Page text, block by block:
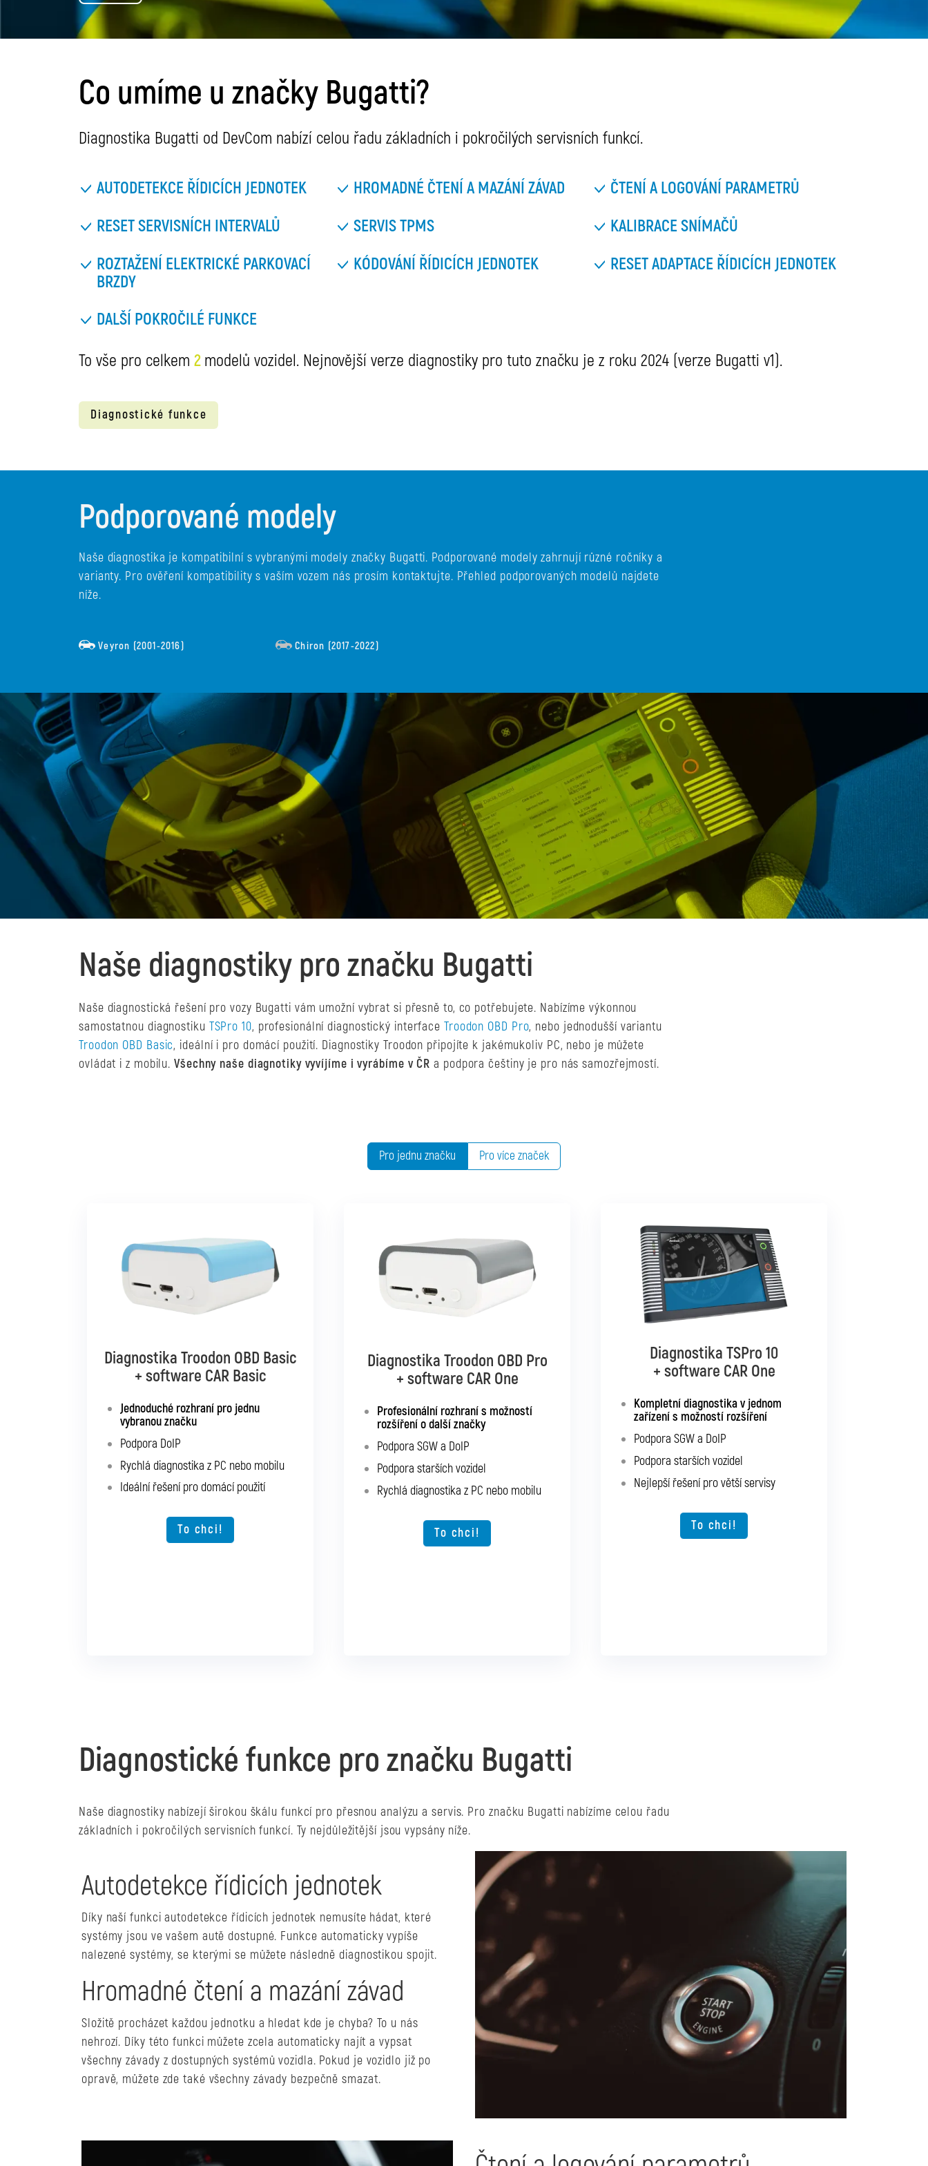
Co umíme u značky Bugatti?
Diagnostika Bugatti od DevCom nabízí celou řadu základních i pokročilých servisních funkcí.
AUTODETEKCE ŘÍDICÍCH JEDNOTEK HROMADNÉ ČTENÍ A MAZÁNÍ ZÁVAD
ČTENÍ A LOGOVÁNÍ PARAMETRŮ
RESET SERVISNÍCH INTERVALŮ
SERVIS TPMS
KALIBRACE SNÍMAČŮ
ROZTAŽENÍ ELEKTRICKÉ PARKOVACÍ
BRZDY
KÓDOVÁNÍ ŘÍDICÍCH JEDNOTEK RESET ADAPTACE ŘÍDICÍCH JEDNOTEK
DALŠÍ POKROČILÉ FUNKCE
To vše pro celkem 2 modelů vozidel. Nejnovější verze diagnostiky pro tuto značku je z roku 2024 (verze Bugatti v1).
Diagnostické funkce
Podporované modely
Naše diagnostika je kompatibilní s vybranými modely značky Bugatti. Podporované modely zahrnují různé ročníky a
varianty. Pro ověření kompatibility s vaším vozem nás prosím kontaktujte. Přehled podporovaných modelů najdete
níže.
Veyron (2001-2016) Chiron (2017-2022)
Naše diagnostiky pro značku Bugatti
Naše diagnostická řešení pro vozy Bugatti vám umožní vybrat si přesně to, co potřebujete. Nabízíme výkonnou
samostatnou diagnostiku TSPro 10, profesionální diagnostický interface Troodon OBD Pro, nebo jednodušší variantu
Troodon OBD Basic, ideální i pro domácí použití. Diagnostiky Troodon připojíte k jakémukoliv PC, nebo je můžete
ovládat i z mobilu. Všechny naše diagnotiky vyvíjíme i vyrábíme v ČR a podpora češtiny je pro nás samozřejmostí.
Pro jednu značku Pro více značek
Diagnostika Troodon OBD Basic
+ software CAR Basic
Jednoduché rozhraní pro jednu
vybranou značku
Podpora DoIP
Rychlá diagnostika z PC nebo mobilu
Ideální řešení pro domácí použití
To chci!
Diagnostika Troodon OBD Pro
+ software CAR Mixed
Diagnostika až pro 10 značek podle
Podpora starších vozidel
Rychlá diagnostika z PC nebo mobilu
Diagnostika Troodon OBD Pro
+ software CAR One
Profesionální rozhraní s možností
rozšíření o další značky
Podpora SGW a DoIP
Podpora starších vozidel
Rychlá diagnostika z PC nebo mobilu
To chci!
Diagnostika Troodon OBD Pro
+ software CAR Multibrand
Rozhraní s podporou pro všechna
osobní a užitková vozidla
Podpora SGW a DoIP
Podpora starších vozidel
Rychlá diagnostika z PC nebo mobilu
Diagnostika TSPro 10
+ software CAR One
Kompletní diagnostika v jednom
zařízení s možností rozšíření
Podpora SGW a DoIP
Podpora starších vozidel
Nejlepší řešení pro větší servisy
To chci!
Diagnostika TSPro 10
+ software CAR Multibrand
Kompletní diagnostika pro všechna
osobní a užitková vozidla
Podpora SGW a DoIP
Podpora starších vozidel
Možnost rozšíření o další typy vozidel
Diagnostické funkce pro značku Bugatti
Naše diagnostiky nabízejí širokou škálu funkcí pro přesnou analýzu a servis. Pro značku Bugatti nabízíme celou řadu
základních i pokročilých servisních funkcí. Ty nejdůležitější jsou vypsány níže.
Autodetekce řídicích jednotek
Díky naší funkci autodetekce řídicích jednotek nemusíte hádat, které
systémy jsou ve vašem autě dostupné. Funkce automaticky vypíše
nalezené systémy, se kterými se můžete následně diagnostikou spojit.
Hromadné čtení a mazání závad
Složitě procházet každou jednotku a hledat kde je chyba? To u nás
nehrozí. Díky této funkci můžete zcela automaticky najít a vypsat
všechny závady z dostupných systémů vozidla. Pokud je vozidlo již po
opravě, můžete zde také všechny závady bezpečně smazat.